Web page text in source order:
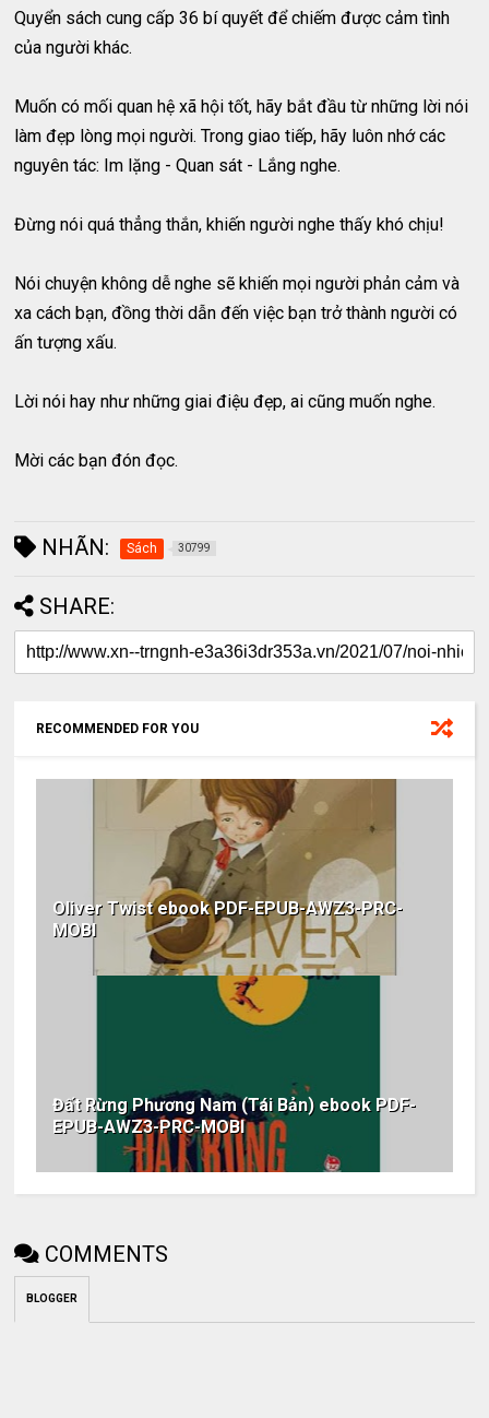
Quyển sách cung cấp 36 bí quyết để chiếm được cảm tình
của người khác.
Muốn có mối quan hệ xã hội tốt, hãy bắt đầu từ những lời nói
làm đẹp lòng mọi người. Trong giao tiếp, hãy luôn nhớ các
nguyên tác: Im lặng - Quan sát - Lắng nghe.
Đừng nói quá thẳng thắn, khiến người nghe thấy khó chịu!
Nói chuyện không dễ nghe sẽ khiến mọi người phản cảm và
xa cách bạn, đồng thời dẫn đến việc bạn trở thành người có
ấn tượng xấu.
Lời nói hay như những giai điệu đẹp, ai cũng muốn nghe.
Mời các bạn đón đọc.
NHÃN: Sách 30799
SHARE:
RECOMMENDED FOR YOU
Oliver Twist ebook PDF-EPUB-AWZ3-PRC-
MOBI
Đất Rừng Phương Nam (Tái Bản) ebook PDF-
EPUB-AWZ3-PRC-MOBI
COMMENTS
BLOGGER